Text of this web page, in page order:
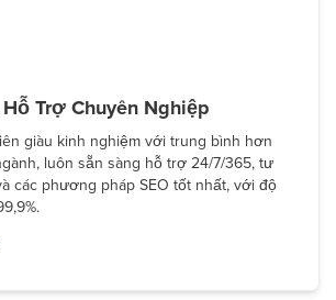
Trợ Chuyên Nghiệp
giàu kinh nghiệm với trung bình hơn
luôn sẵn sàng hỗ trợ 24/7/365, tư
các phương pháp SEO tốt nhất, với độ